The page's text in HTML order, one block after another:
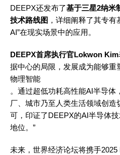
DEEPX还发布了基于三星2纳米
技术路线图 ，详细阐释了其专
AI”在现实场景中的应用。
DEEPX首席执行官Lokwon Kim
据中心的局限，发展成为能够重
物理智能
。通过超低功耗高性能AI半导体
厂、城市乃至人类生活领域创造
可，印证了DEEPX的AI半导体
地位。”
未来，世界经济论坛将携手